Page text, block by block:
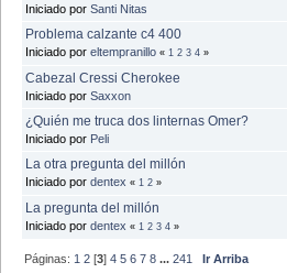
Iniciado por Santi Nitas
Problema calzante c4 400
Iniciado por eltempranillo « 1 2 3 4 »
Cabezal Cressi Cherokee
Iniciado por Saxxon
¿Quién me truca dos linternas Omer?
Iniciado por Peli
La otra pregunta del millón
Iniciado por dentex « 1 2 »
La pregunta del millón
Iniciado por dentex « 1 2 3 4 »
Páginas: 1 2 [3]4 5 6 7 8 ...241 Ir Arriba